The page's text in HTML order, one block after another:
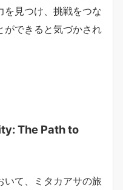
を見つけ、挑戦をつな
ができると気づかされ
The Path to
いて、ミタカアサの旅